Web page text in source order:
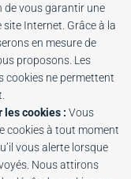
de vous garantir une
Internet. Grâce à la
en mesure de
proposons. Les
cookies ne permettent
les cookies : Vous
cookies à tout moment
vous alerte lorsque
Nous attirons